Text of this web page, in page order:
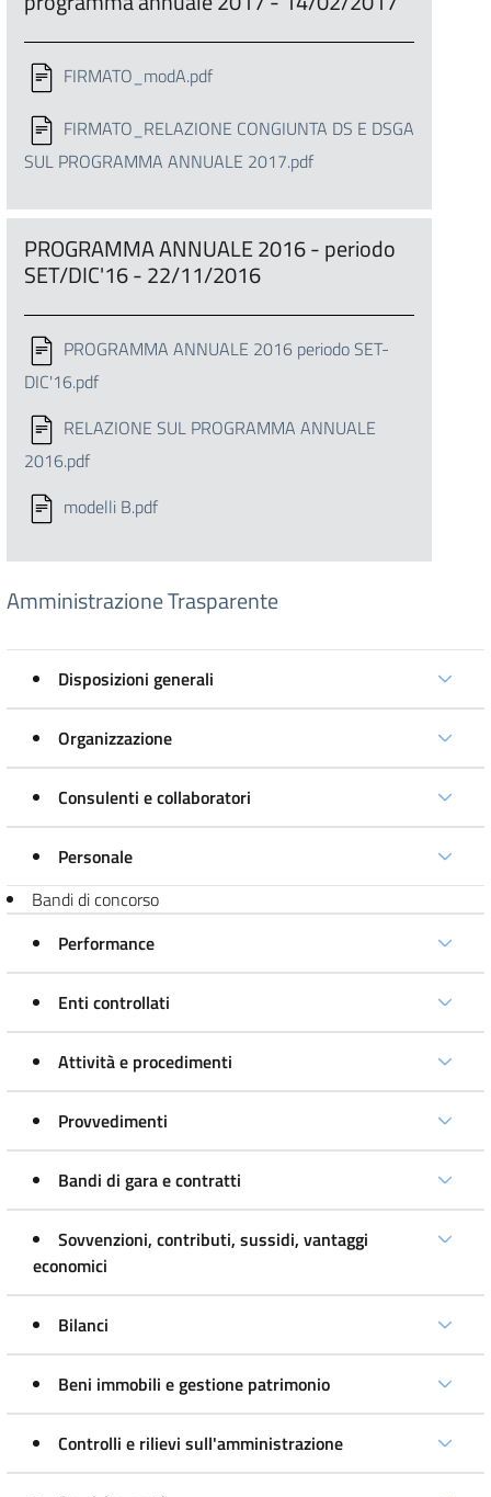
FIRMATO_modA.pdf
FIRMATO_RELAZIONE CONGIUNTA DS E DSGA
SUL PROGRAMMA ANNUALE 2017.pdf
PROGRAMMA ANNUALE 2016 - periodo
SET/DIC'16 - 22/11/2016
PROGRAMMA ANNUALE 2016 periodo SET-
DIC'16.pdf
RELAZIONE SUL PROGRAMMA ANNUALE
2016.pdf
modelli B.pdf
Amministrazione Trasparente
Disposizioni generali
Organizzazione
Consulenti e collaboratori
Personale
Bandi di concorso
Performance
Enti controllati
Attività e procedimenti
Provvedimenti
Bandi di gara e contratti
Sovvenzioni, contributi, sussidi, vantaggi
economici
Bilanci
Beni immobili e gestione patrimonio
Controlli e rilievi sull'amministrazione